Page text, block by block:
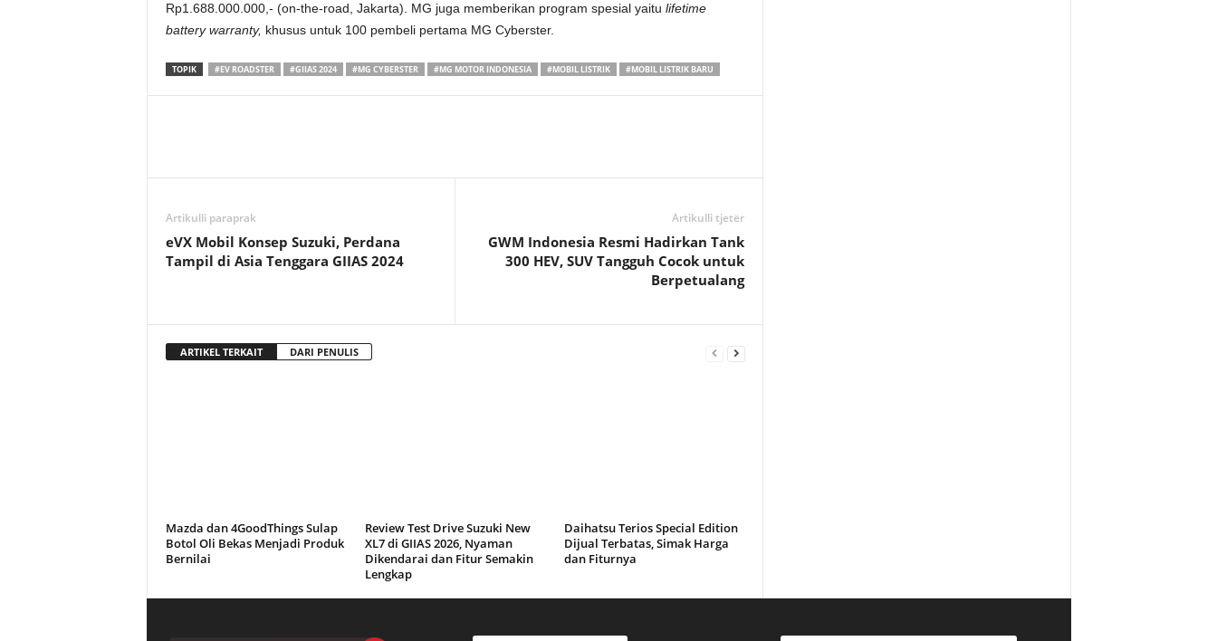
Rp1.688.000.000,- (on-the-road, Jakarta). MG juga memberikan program spesial yaitu lifetime
battery warranty, khusus untuk 100 pembeli pertama MG Cyberster.
TOPIK #EV ROADSTER #GIIAS 2024 #MG CYBERSTER #MG MOTOR INDONESIA #MOBIL LISTRIK #MOBIL LISTRIK BARU
Artikulli paraprak
eVX Mobil Konsep Suzuki, Perdana
Tampil di Asia Tenggara GIIAS 2024
Artikulli tjetër
GWM Indonesia Resmi Hadirkan Tank
300 HEV, SUV Tangguh Cocok untuk
Berpetualang
ARTIKEL TERKAIT DARI PENULIS
Mazda dan 4GoodThings Sulap
Botol Oli Bekas Menjadi Produk
Bernilai
Review Test Drive Suzuki New
XL7 di GIIAS 2026, Nyaman
Dikendarai dan Fitur Semakin
Lengkap
Daihatsu Terios Special Edition
Dijual Terbatas, Simak Harga
dan Fiturnya